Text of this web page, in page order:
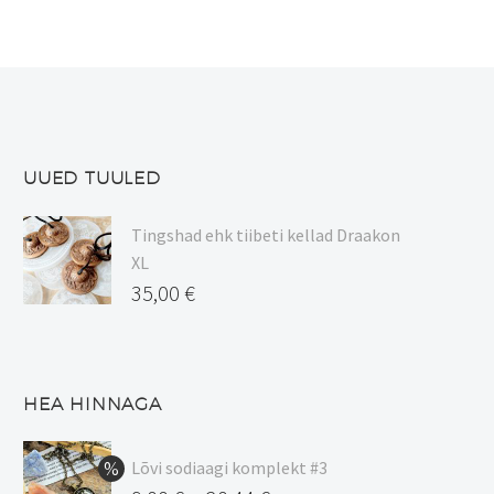
UUED TUULED
Tingshad ehk tiibeti kellad Draakon
XL
35,00 €
HEA HINNAGA
Lõvi sodiaagi komplekt #3